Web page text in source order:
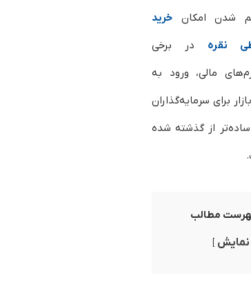
شدن امکان خرید
نقره در برخی
مالی، ورود به
برای سرمایه‌گذاران
از گذشته شده
مطالب
نمایش